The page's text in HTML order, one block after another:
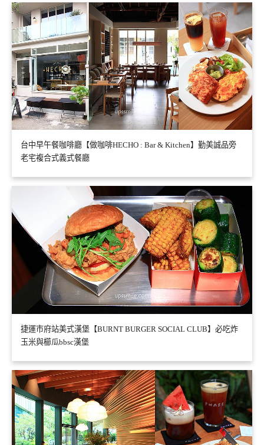
台中早午餐咖啡廳【做咖啡HECHO : Bar & Kitchen】勤美誠品旁
老宅複合式義式餐廳
捷運市府站美式漢堡【BURNT BURGER SOCIAL CLUB】必吃炸
玉米與櫛瓜bbsc漢堡